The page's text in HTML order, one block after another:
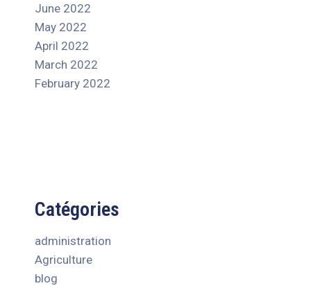
June 2022
May 2022
April 2022
March 2022
February 2022
Catégories
administration
Agriculture
blog